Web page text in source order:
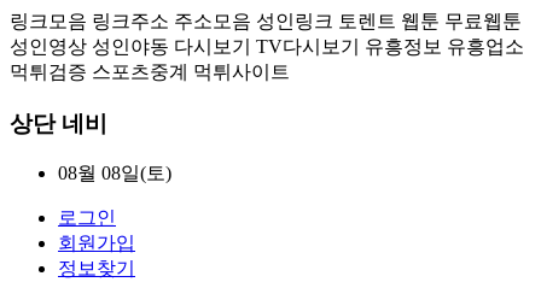
링크모음 링크주소 주소모음 성인링크 토렌트 웹툰 무료웹툰
성인영상 성인야동 다시보기 TV다시보기 유흥정보 유흥업소
먹튀검증 스포츠중계 먹튀사이트
상단 네비
08월 08일(토)
로그인
회원가입
정보찾기